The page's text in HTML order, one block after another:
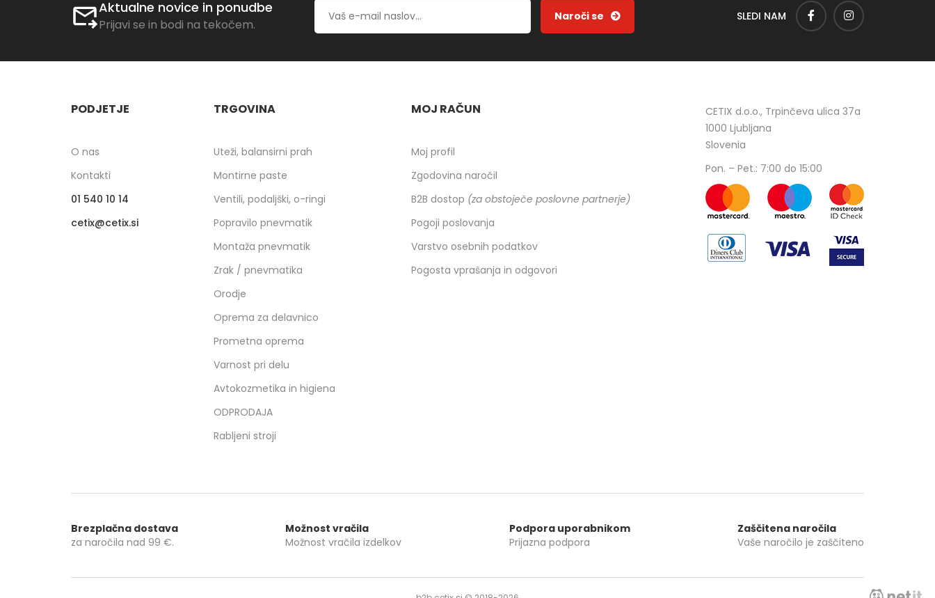
Aktualne novice in ponudbe
Prijavi se in bodi na tekočem.
SLEDI NAM
PODJETJE
O nas
Kontakti
01 540 10 14
cetix
cetix.si
TRGOVINA
Uteži, balansirni prah
Montirne paste
Ventili, podaljški, o-ringi
Popravilo pnevmatik
Montaža pnevmatik
Zrak / pnevmatika
Orodje
Oprema za delavnico
Prometna oprema
Varnost pri delu
Avtokozmetika in higiena
ODPRODAJA
Rabljeni stroji
MOJ RAČUN
Moj profil
Zgodovina naročil
B2B dostop (za obstoječe poslovne partnerje)
Pogoji poslovanja
Varstvo osebnih podatkov
Pogosta vprašanja in odgovori
CETIX d.o.o., Trpinčeva ulica 37a
1000 Ljubljana
Slovenia
Pon. – Pet.: 7:00 do 15:00
Brezplačna dostava
za naročila nad 99 €.
Možnost vračila
Možnost vračila izdelkov
Podpora uporabnikom
Prijazna podpora
Zaščitena naročila
Vaše naročilo je zaščiteno